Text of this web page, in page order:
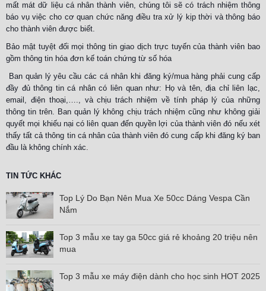
mất mát dữ liệu cá nhân thành viên, chúng tôi sẽ có trách nhiệm thông
báo vụ việc cho cơ quan chức năng điều tra xử lý kịp thời và thông báo
cho thành viên được biết.
Bảo mật tuyệt đối mọi thông tin giao dịch trực tuyến của thành viên bao
gồm thông tin hóa đơn kế toán chứng từ số hóa
Ban quản lý yêu cầu các cá nhân khi đăng ký/mua hàng phải cung cấp
đầy đủ thông tin cá nhân có liên quan như: Họ và tên, địa chỉ liên lạc,
email, điện thoại,…., và chịu trách nhiệm về tính pháp lý của những
thông tin trên. Ban quản lý không chịu trách nhiệm cũng như không giải
quyết mọi khiếu nại có liên quan đến quyền lợi của thành viên đó nếu xét
thấy tất cả thông tin cá nhân của thành viên đó cung cấp khi đăng ký ban
đầu là không chính xác.
TIN TỨC KHÁC
Top Lý Do Bạn Nên Mua Xe 50cc Dáng Vespa Cần
Nắm
Top 3 mẫu xe tay ga 50cc giá rẻ khoảng 20 triệu nên
mua
Top 3 mẫu xe máy điện dành cho học sinh HOT 2025